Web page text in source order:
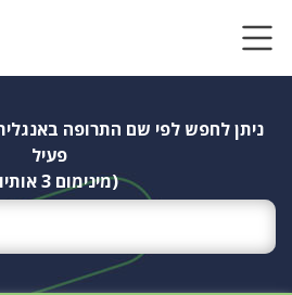
ניתן לחפש לפי שם התרופה
פעיל
(מינימום 3 אותיות)